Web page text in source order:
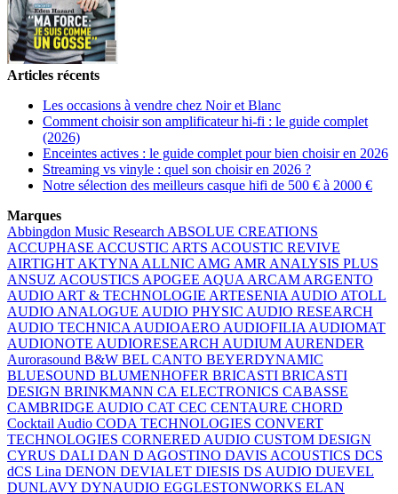
Articles récents
Les occasions à vendre chez Noir et Blanc
Comment choisir son amplificateur hi-fi : le guide complet
(2026)
Enceintes actives : le guide complet pour bien choisir en 2026
Streaming vs vinyle : quel son choisir en 2026 ?
Notre sélection des meilleurs casque hifi de 500 € à 2000 €
Marques
Abbingdon Music Research ABSOLUE CREATIONS
ACCUPHASE ACCUSTIC ARTS ACOUSTIC REVIVE
AIRTIGHT AKTYNA ALLNIC AMG AMR ANALYSIS PLUS
ANSUZ ACOUSTICS APOGEE AQUA ARCAM ARGENTO
AUDIO ART & TECHNOLOGIE ARTESENIA AUDIO ATOLL
AUDIO ANALOGUE AUDIO PHYSIC AUDIO RESEARCH
AUDIO TECHNICA AUDIOAERO AUDIOFILIA AUDIOMAT
AUDIONOTE AUDIORESEARCH AUDIUM AURENDER
Aurorasound B&W BEL CANTO BEYERDYNAMIC
BLUESOUND BLUMENHOFER BRICASTI BRICASTI
DESIGN BRINKMANN CA ELECTRONICS CABASSE
CAMBRIDGE AUDIO CAT CEC CENTAURE CHORD
Cocktail Audio CODA TECHNOLOGIES CONVERT
TECHNOLOGIES CORNERED AUDIO CUSTOM DESIGN
CYRUS DALI DAN D AGOSTINO DAVIS ACOUSTICS DCS
dCS Lina DENON DEVIALET DIESIS DS AUDIO DUEVEL
DUNLAVY DYNAUDIO EGGLESTONWORKS ELAN